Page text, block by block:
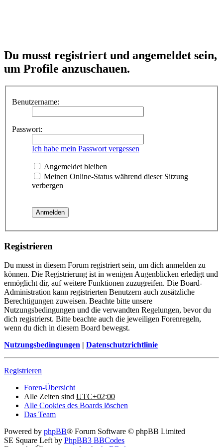
Du musst registriert und angemeldet sein,
um Profile anzuschauen.
Benutzername:
Passwort:
Ich habe mein Passwort vergessen
Angemeldet bleiben
Meinen Online-Status während dieser Sitzung
verbergen
Registrieren
Du musst in diesem Forum registriert sein, um dich anmelden zu
können. Die Registrierung ist in wenigen Augenblicken erledigt und
ermöglicht dir, auf weitere Funktionen zuzugreifen. Die Board-
Administration kann registrierten Benutzern auch zusätzliche
Berechtigungen zuweisen. Beachte bitte unsere
Nutzungsbedingungen und die verwandten Regelungen, bevor du
dich registrierst. Bitte beachte auch die jeweiligen Forenregeln,
wenn du dich in diesem Board bewegst.
Nutzungsbedingungen | Datenschutzrichtlinie
Registrieren
Foren-Übersicht
Alle Zeiten sind UTC+02:00
Alle Cookies des Boards löschen
Das Team
Powered by phpBB® Forum Software © phpBB Limited
SE Square Left by PhpBB3 BBCodes